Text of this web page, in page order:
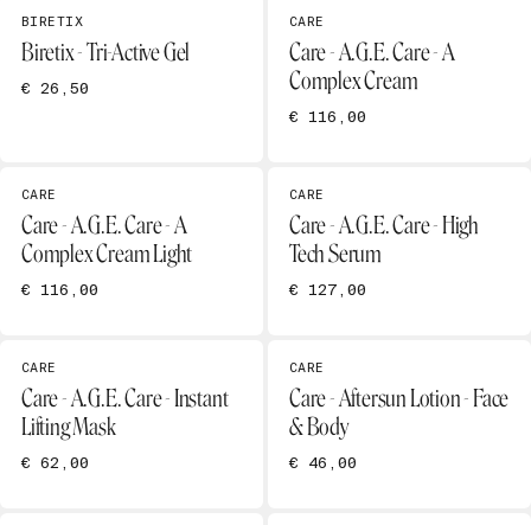
BIRETIX
Biretix - Tri-Active Gel
€ 26,50
CARE
Care - A.G.E. Care - A
Complex Cream
€ 116,00
CARE
Care - A.G.E. Care - A
Complex Cream Light
€ 116,00
CARE
Care - A.G.E. Care - High
Tech Serum
€ 127,00
CARE
Care - A.G.E. Care - Instant
Lifting Mask
€ 62,00
CARE
Care - Aftersun Lotion - Face
& Body
€ 46,00